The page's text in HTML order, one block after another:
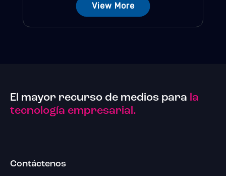
View More
El mayor recurso de medios para la
tecnología empresarial.
Contáctenos